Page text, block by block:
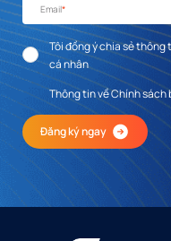
Email*
Tôi đồng ý chia sẻ thông
cá nhân
Thông tin về Chính sách
Đăng ký ngay